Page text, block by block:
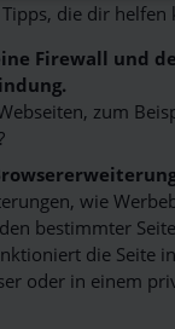
die dir helfen
Firewall und
zum
wie
bestimmter
die Seite
oder in einem